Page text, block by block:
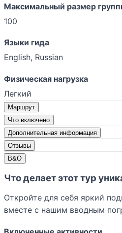
Максимальный размер
100
Языки гида
English, Russian
Физическая нагрузка
Легкий
Маршрут
Что включено
Дополнительная информация
Отзывы
В&О
Что делает этот тур
Откройте для себя яркий
вместе с нашим вводным